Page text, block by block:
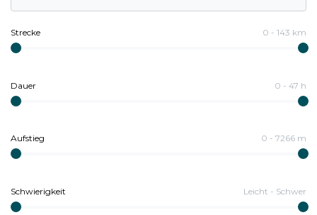
Strecke 0 - 143 km
Dauer 0 - 47 h
Aufstieg 0 - 7266 m
Schwierigkeit Leicht - Schwer